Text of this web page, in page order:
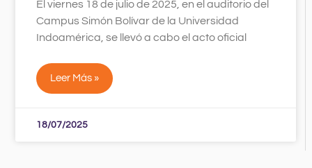
El viernes 18 de julio de 2025, en el auditorio del
Campus Simón Bolívar de la Universidad
Indoamérica, se llevó a cabo el acto oficial
Leer Más »
18/07/2025